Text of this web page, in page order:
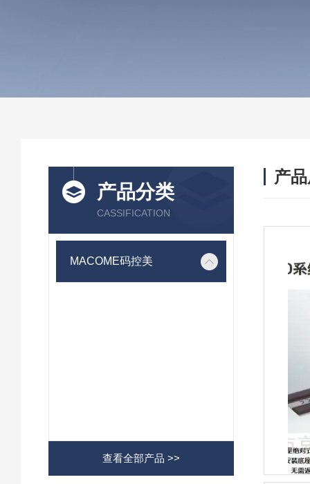
产品分类
CASSIFICATION
MACOME码控美
查看全部产品 >>
产